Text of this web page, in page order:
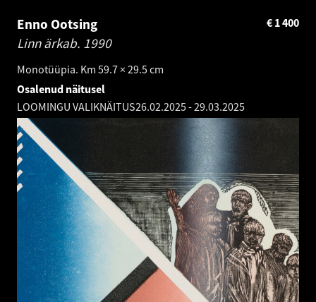
Enno Ootsing
Linn ärkab. 1990
Monotüüpia. Km 59.7 × 29.5 cm
1 400
€
Osalenud näitusel
LOOMINGU VALIKNÄITUS26.02.2025-29.03.2025